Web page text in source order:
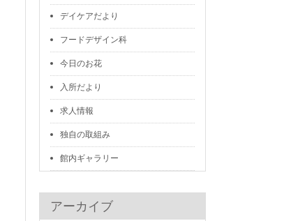
デイケアだより
フードデザイン科
今日のお花
入所だより
求人情報
独自の取組み
館内ギャラリー
アーカイブ